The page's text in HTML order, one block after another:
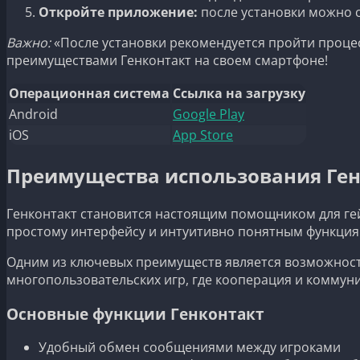
Откройте приложение: после установки можно
Важно:«После установки рекомендуется пройти
преимуществами Генконтакт на своем смартфоне!
Операционная система Ссылка на загрузку
Android
Google Play
iOS
App Store
Преимущества использования
Генконтакт становится настоящим помощником для
простому интерфейсу и интуитивно понятным
Одним из ключевых преимуществ является
многопользовательских игр, где кооперация и
Основные функции Генконтакт
Удобный обмен сообщениями между игроками